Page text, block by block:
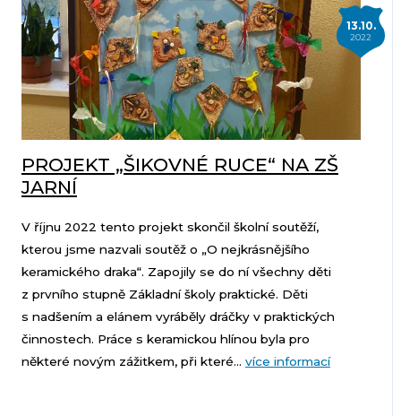
13.10.
2022
PROJEKT „ŠIKOVNÉ RUCE“ NA ZŠ
JARNÍ
V říjnu 2022 tento projekt skončil školní soutěží,
kterou jsme nazvali soutěž o „O nejkrásnějšího
keramického draka“. Zapojily se do ní všechny děti
z prvního stupně Základní školy praktické. Děti
s nadšením a elánem vyráběly dráčky v praktických
činnostech. Práce s keramickou hlínou byla pro
některé novým zážitkem, při které... více informací